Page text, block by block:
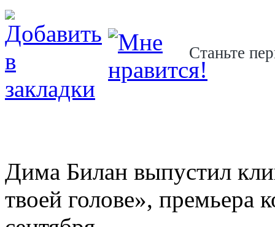
Станьте
Дима Билан выпустил
твоей голове», премьера